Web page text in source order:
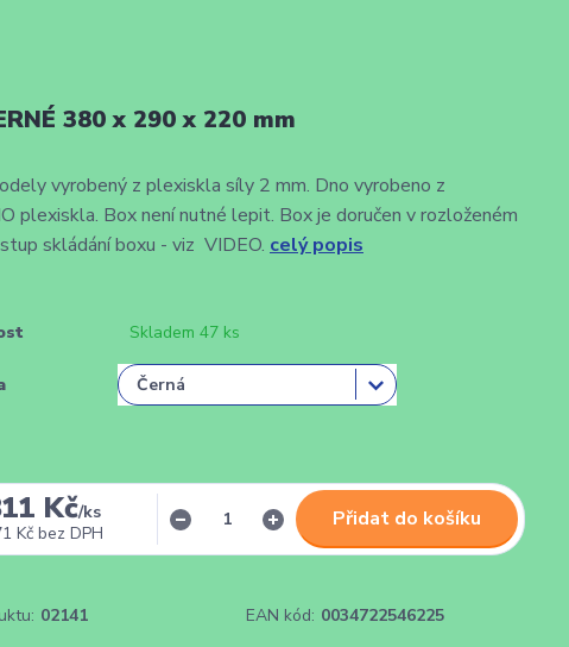
380 x 290 x 220 mm
vyrobený z plexiskla síly 2 mm. Dno vyrobeno z
plexiskla. Box není nutné lepit. Box je doručen v rozloženém
skládání boxu - viz VIDEO. celý popis
Skladem 47 ks
Kč/ks
Kč bez DPH
Přidat do košíku
02141 EAN kód: 0034722546225